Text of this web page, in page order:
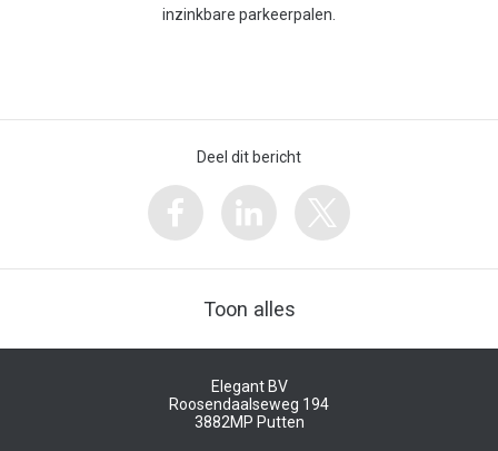
inzinkbare parkeerpalen.
Deel dit bericht
Toon alles
Elegant BV
Roosendaalseweg 194
3882MP Putten